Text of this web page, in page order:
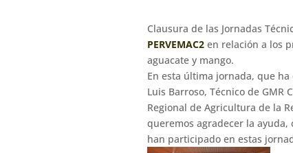
Clausura de las Jornadas
PERVEMAC2en relación a los
aguacate y mango.
En esta última jornada, que
Luis Barroso, Técnico de GMR
Regional de Agricultura de la
queremos agradecer la
han participado en estas